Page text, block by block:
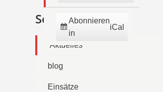
Abonnieren
in
iCal
Seiten
Aktuelles
blog
Einsätze